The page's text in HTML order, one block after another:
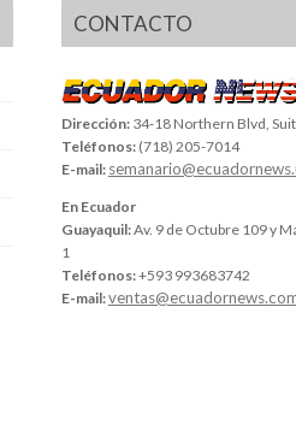
CONTACTO
Dirección: 34-18 Northern Blvd,
Teléfonos: (718) 205-7014
E-mail:
En Ecuador
Guayaquil:Av. 9 de Octubre 109 y
1
Teléfonos:+593 993683742
E-mail: